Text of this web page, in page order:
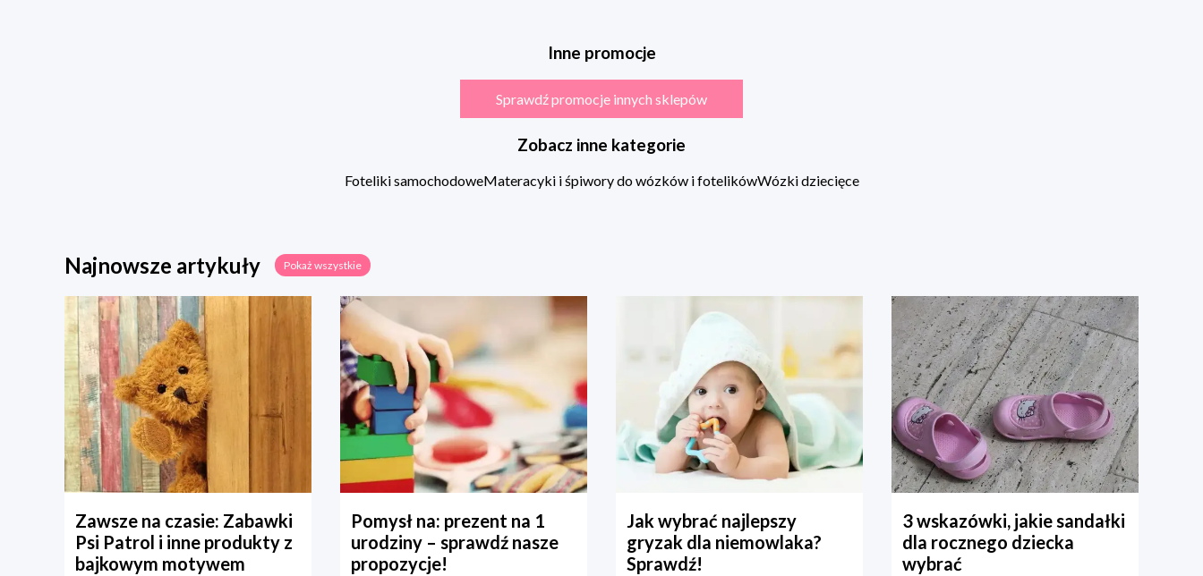
Inne promocje
Sprawdź promocje innych sklepów
Zobacz inne kategorie
Foteliki samochodoweMateracyki i śpiwory do wózków i fotelikówWózki dziecięce
Najnowsze artykuły Pokaż wszystkie
Zawsze na czasie: Zabawki
Psi Patrol i inne produkty z
bajkowym motywem
Pomysł na: prezent na 1
urodziny – sprawdź nasze
propozycje!
Jak wybrać najlepszy
gryzak dla niemowlaka?
Sprawdź!
3 wskazówki, jakie sandałki
dla rocznego dziecka
wybrać